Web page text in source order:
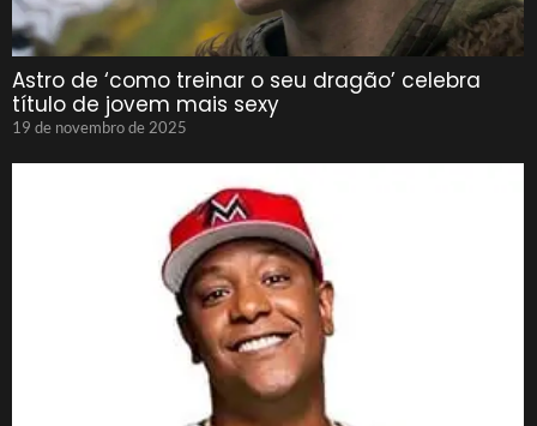
Astro de ‘como treinar o seu dragão’ celebra
título de jovem mais sexy
19 de novembro de 2025